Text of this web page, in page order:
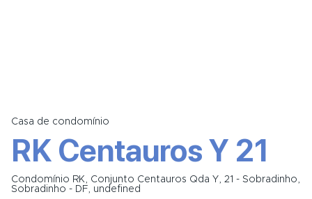
Casa de condomínio
RK Centauros Y 21
Condomínio RK, Conjunto Centauros Qda Y, 21 - Sobradinho,
Sobradinho - DF, undefined